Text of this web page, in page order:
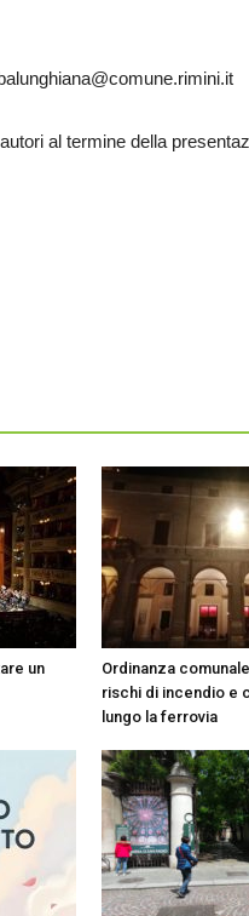
al termine della
un
Ordinanza
rischi di incendio e
lungo la ferrovia